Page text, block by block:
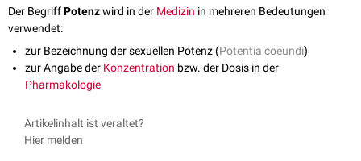
Der BegriffPotenzwird in der Medizin in mehreren Bedeutungen
verwendet:
zur Bezeichnung der sexuellen Potenz (Potentia coeundi)
zur Angabe der Konzentration bzw. der Dosis in der
Pharmakologie
Artikelinhalt ist veraltet?
Hier melden